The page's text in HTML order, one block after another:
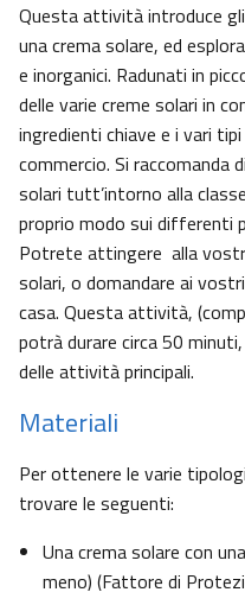
Questa attività introduce
una crema solare, ed
e inorganici. Radunati in
delle varie creme solari in
ingredienti chiave e i vari
commercio. Si raccomanda
solari tutt’intorno alla
proprio modo sui differenti
Potrete attingere alla
solari, o domandare ai
casa. Questa attività,
potrà durare circa 50
delle attività principali.
Materiali
Per ottenere le varie
trovare le seguenti:
Una crema solare con
meno) (Fattore di